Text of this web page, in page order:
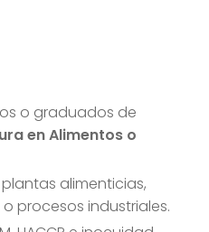
o graduados de
en Alimentos o
alimenticias,
procesos industriales.